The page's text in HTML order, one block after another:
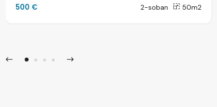
500 € 2-soban 50m2